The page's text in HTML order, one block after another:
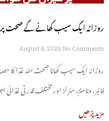
روزانہ ایک سیب کھانے کے صحت پر
August 8, 2026 No Comments
روزانہ ایک سیب کھانا صحت مند غذا کا
فائبر، وٹامنز، منرلز اور مختلف قدرتی غذائی
مزید پڑھیں